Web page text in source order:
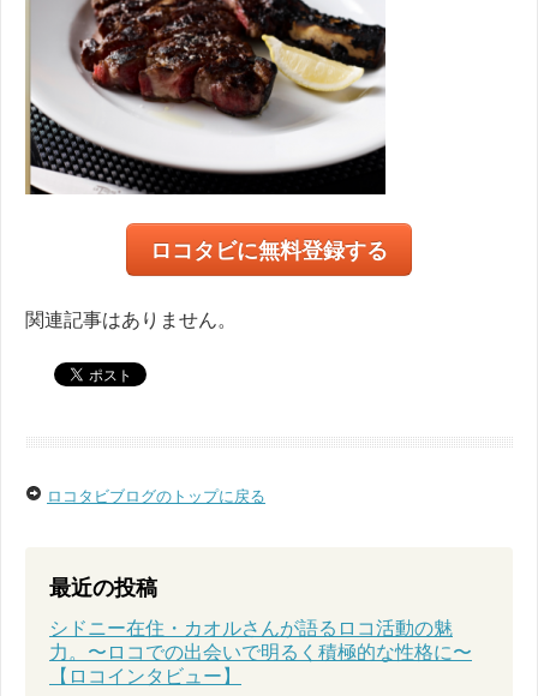
ロコタビに無料登録する
関連記事はありません。
ロコタビブログのトップに戻る
最近の投稿
シドニー在住・カオルさんが語るロコ活動の魅
力。〜ロコでの出会いで明るく積極的な性格に〜
【ロコインタビュー】